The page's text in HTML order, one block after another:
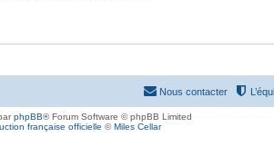
Nous contacter
phpBB® Forum Software © phpBB Limited
française officielle ©Miles Cellar